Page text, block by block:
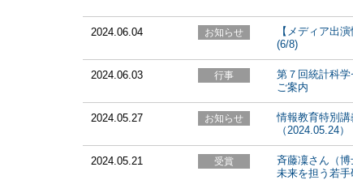
2024.06.04
【メディア出
(6/8)
2024.06.03
第７回統計科
ご案内
2024.05.27
情報教育特別
（2024.05.24）
2024.05.21
斉藤凜さん（
未来を担う若